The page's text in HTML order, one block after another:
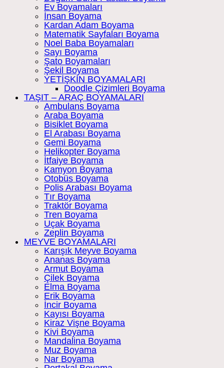
Ev Boyamaları
İnsan Boyama
Kardan Adam Boyama
Matematik Sayfaları Boyama
Noel Baba Boyamaları
Sayı Boyama
Şato Boyamaları
Şekil Boyama
YETİŞKİN BOYAMALARI
Doodle Çizimleri Boyama
TAŞIT – ARAÇ BOYAMALARI
Ambulans Boyama
Araba Boyama
Bisiklet Boyama
El Arabası Boyama
Gemi Boyama
Helikopter Boyama
İtfaiye Boyama
Kamyon Boyama
Otobüs Boyama
Polis Arabası Boyama
Tır Boyama
Traktör Boyama
Tren Boyama
Uçak Boyama
Zeplin Boyama
MEYVE BOYAMALARI
Karışık Meyve Boyama
Ananas Boyama
Armut Boyama
Çilek Boyama
Elma Boyama
Erik Boyama
İncir Boyama
Kayısı Boyama
Kiraz Vişne Boyama
Kivi Boyama
Mandalina Boyama
Muz Boyama
Nar Boyama